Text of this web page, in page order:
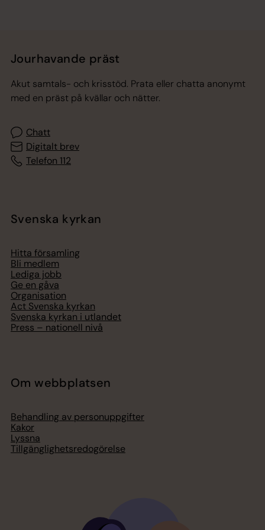
Jourhavande präst
Akut samtals- och krisstöd. Prata eller chatta anonymt
med en präst på kvällar och nätter.
Chatt
Digitalt brev
Telefon 112
Svenska kyrkan
Hitta församling
Bli medlem
Lediga jobb
Ge en gåva
Organisation
Act Svenska kyrkan
Svenska kyrkan i utlandet
Press – nationell nivå
Om webbplatsen
Behandling av personuppgifter
Kakor
Lyssna
Tillgänglighetsredogörelse